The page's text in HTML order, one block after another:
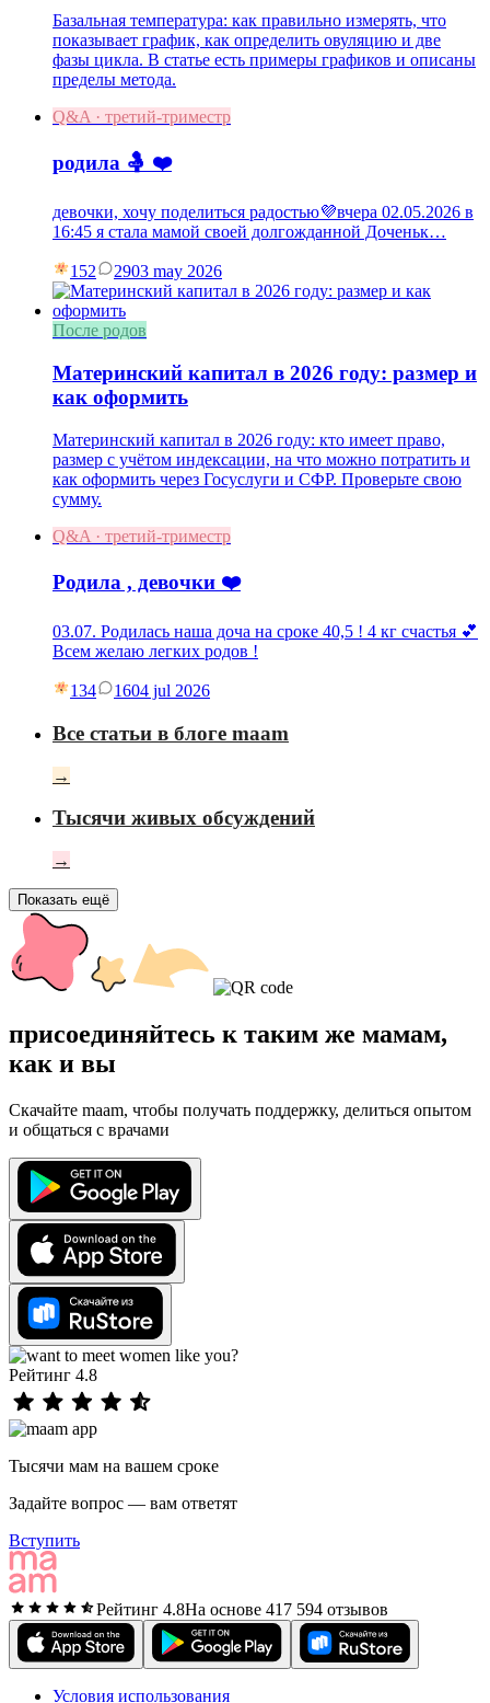
Базальная температура: как правильно измерять, что
показывает график, как определить овуляцию и две
фазы цикла. В статье есть примеры графиков и описаны
пределы метода.
Q&A · третий-триместр
родила 🤱 ❤️
девочки, хочу поделиться радостью💜вчера 02.05.2026 в
16:45 я стала мамой своей долгожданной Доченьк…
152 2903 may 2026
После родов
Материнский капитал в 2026 году: размер и
как оформить
Материнский капитал в 2026 году: кто имеет право,
размер с учётом индексации, на что можно потратить и
как оформить через Госуслуги и СФР. Проверьте свою
сумму.
Q&A · третий-триместр
Родила , девочки ❤️
03.07. Родилась наша доча на сроке 40,5 ! 4 кг счастья 💕
Всем желаю легких родов !
134 1604 jul 2026
Все статьи в блоге maam
→
Тысячи живых обсуждений
→
Показать ещё
присоединяйтесь к таким же мамам,
как и вы
Скачайте maam, чтобы получать поддержку, делиться опытом
и общаться с врачами
Рейтинг 4.8
Тысячи мам на вашем сроке
Задайте вопрос — вам ответят
Вступить
Рейтинг 4.8На основе 417 594 отзывов
Условия использования